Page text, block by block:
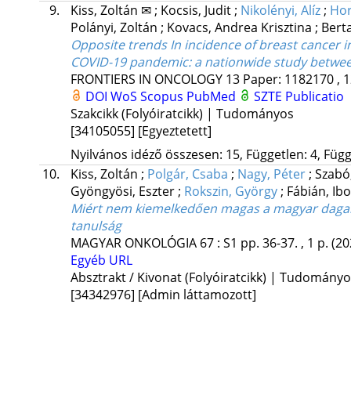
9.
Kiss, Zoltán ✉ ; Kocsis, Judit ; Nikolényi, Alíz ;
Polányi, Zoltán ; Kovacs, Andrea Krisztina ;
Opposite trends In incidence of breast
COVID-19 pandemic: a nationwide study
FRONTIERS IN ONCOLOGY 13 Paper: 1182170 ,
DOI WoS Scopus PubMed
SZTE Publicatio
Szakcikk (Folyóiratcikk) | Tudományos
[34105055] [Egyeztetett]
Nyilvános idéző összesen: 15, Független: 4,
10.
Kiss, Zoltán ; Polgár, Csaba ; Nagy, Péter ;
Gyöngyösi, Eszter ; Rokszin, György ; Fábián,
Miért nem kiemelkedően magas a magyar
tanulság
MAGYAR ONKOLÓGIA 67: S1 pp. 36-37. , 1 p.
Egyéb URL
Absztrakt / Kivonat (Folyóiratcikk) |
[34342976] [Admin láttamozott]